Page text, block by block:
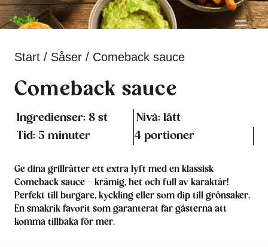
Start / Såser / Comeback sauce
Comeback sauce
4 portioner
Tid: 5 minuter
Ingredienser: 8 st Nivå: lätt
Ge dina grillrätter ett extra lyft med en klassisk
Comeback sauce – krämig, het och full av karaktär!
Perfekt till burgare, kyckling eller som dip till grönsaker.
En smakrik favorit som garanterat får gästerna att
komma tillbaka för mer.